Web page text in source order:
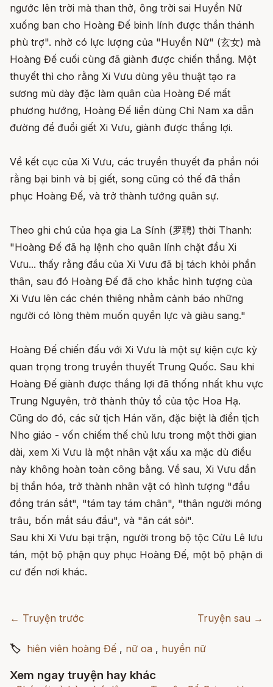
ngước lên trời mà than thở, ông trời sai Huyền Nữ
xuống ban cho Hoàng Đế binh lính được thần thánh
phù trợ". nhờ có lực lượng của "Huyền Nữ" (玄女) mà
Hoàng Đế cuối cùng đã giành được chiến thắng. Một
thuyết thì cho rằng Xi Vưu dùng yêu thuật tạo ra
sương mù dày đặc làm quân của Hoàng Đế mất
phương hướng, Hoàng Đế liền dùng Chỉ Nam xa dẫn
đường để đuổi giết Xi Vưu, giành được thắng lợi.
Về kết cục của Xi Vưu, các truyền thuyết đa phần nói
rằng bại binh và bị giết, song cũng có thế đã thần
phục Hoàng Đế, và trở thành tướng quân sự.
Theo ghi chú của họa gia La Sính (罗聘) thời Thanh:
"Hoàng Đế đã hạ lệnh cho quân lính chặt đầu Xi
Vưu... thấy rằng đầu của Xi Vưu đã bị tách khỏi phần
thân, sau đó Hoàng Đế đã cho khắc hình tượng của
Xi Vưu lên các chén thiêng nhằm cảnh báo những
người có lòng thèm muốn quyền lực và giàu sang."
Hoàng Đế chiến đấu với Xi Vưu là một sự kiện cực kỳ
quan trọng trong truyền thuyết Trung Quốc. Sau khi
Hoàng Đế giành được thắng lợi đã thống nhất khu vực
Trung Nguyên, trở thành thủy tổ của tộc Hoa Hạ.
Cũng do đó, các sử tịch Hán văn, đặc biệt là điển tịch
Nho giáo - vốn chiếm thế chủ lưu trong một thời gian
dài, xem Xi Vưu là một nhân vật xấu xa mặc dù điều
này không hoàn toàn công bằng. Về sau, Xi Vưu dần
bị thần hóa, trở thành nhân vật có hình tượng "đầu
đồng trán sắt", "tám tay tám chân", "thân người móng
trâu, bốn mắt sáu đầu", và "ăn cát sỏi".
Sau khi Xi Vưu bại trận, người trong bộ tộc Cửu Lê lưu
tán, một bộ phận quy phục Hoàng Đế, một bộ phận di
cư đến nơi khác.
← Truyện trước Truyện sau →
🏷 hiên viên hoàng Đế , nữ oa , huyền nữ
Xem ngay truyện hay khác